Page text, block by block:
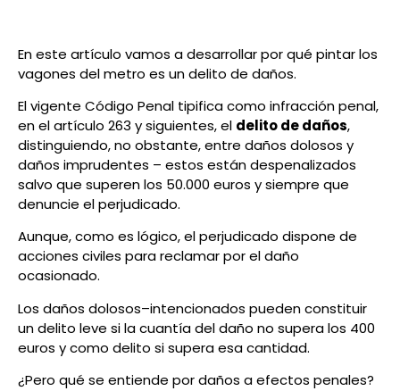
En este artículo vamos a desarrollar por qué pintar los
vagones del metro es un delito de daños.
El vigente Código Penal tipifica como infracción penal,
en el artículo 263 y siguientes, el delito de daños,
distinguiendo, no obstante, entre daños dolosos y
daños imprudentes – estos están despenalizados
salvo que superen los 50.000 euros y siempre que
denuncie el perjudicado.
Aunque, como es lógico, el perjudicado dispone de
acciones civiles para reclamar por el daño
ocasionado.
Los daños dolosos–intencionados pueden constituir
un delito leve si la cuantía del daño no supera los 400
euros y como delito si supera esa cantidad.
¿Pero qué se entiende por daños a efectos penales?